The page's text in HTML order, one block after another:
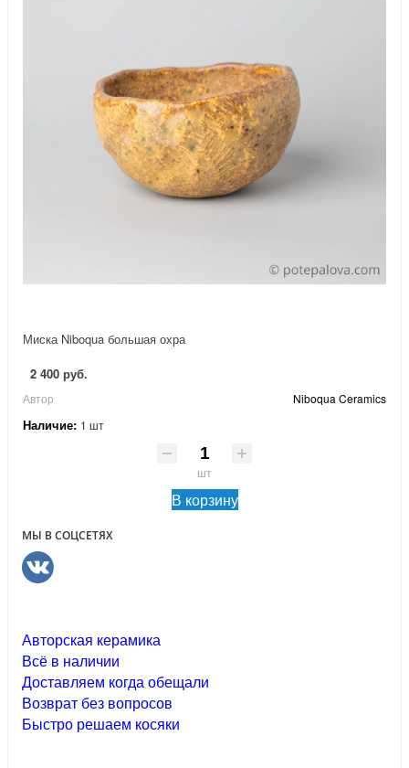
Миска Niboqua большая охра
2 400 руб.
Автор Niboqua Ceramics
Наличие: 1 шт
шт
В корзину
МЫ В СОЦСЕТЯХ
Авторская керамика
Всё в наличии
Доставляем когда обещали
Возврат без вопросов
Быстро решаем косяки